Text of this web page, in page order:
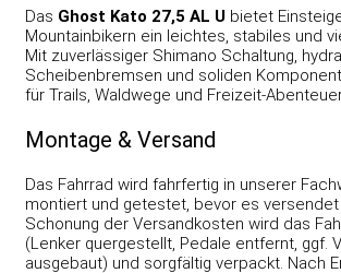
Das Ghost Kato 27,5 AL U bietet
Mountainbikern ein leichtes, stabiles und
Mit zuverlässiger Shimano Schaltung,
Scheibenbremsen und soliden
für Trails, Waldwege und Freizeit-
Montage & Versand
Das Fahrrad wird fahrfertig in unserer
montiert und getestet, bevor es versendet
Schonung der Versandkosten wird das
(Lenker quergestellt, Pedale entfernt, ggf.
ausgebaut) und sorgfältig verpackt. Nach